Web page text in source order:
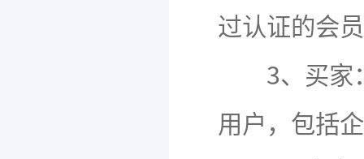
过认证的会
3、买家：
用户，包括